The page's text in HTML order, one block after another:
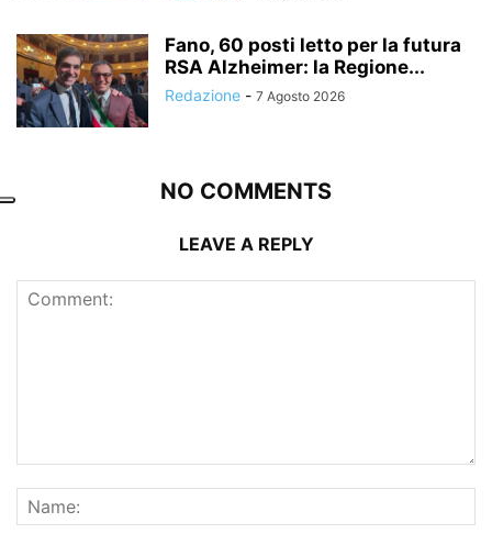
Fano, 60 posti letto per la futura
RSA Alzheimer: la Regione...
Redazione - 7 Agosto 2026
NO COMMENTS
LEAVE A REPLY